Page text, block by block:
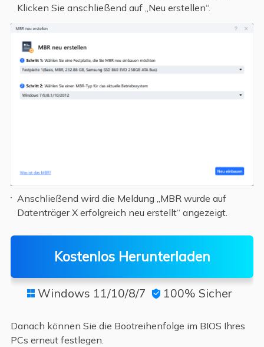
Klicken Sie anschließend auf „Neu erstellen“.
Anschließend wird die Meldung „MBR wurde auf
Datenträger X erfolgreich neu erstellt“ angezeigt.
Kostenlos Herunterladen
 Windows 11/10/8/7  100% Sicher
Danach können Sie die Bootreihenfolge im BIOS Ihres
PCs erneut festlegen.